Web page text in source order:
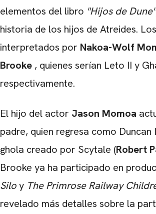
elementos del libro "Hijos de
historia de los hijos de Atreides.
interpretados por Nakoa-Wolf
Brooke , quienes serían Leto II y
respectivamente.
El hijo del actor Jason Momoa
padre, quien regresa como Duncan
ghola creado por Scytale (Robert
Brooke ya ha participado en
Siloy The Primrose Railway
revelado más detalles sobre la